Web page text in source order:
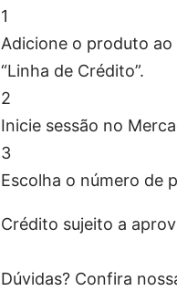
1
Adicione o produto
“Linha de Crédito”.
2
Inicie sessão no
3
Escolha o número de
Crédito sujeito a
Dúvidas? Confira